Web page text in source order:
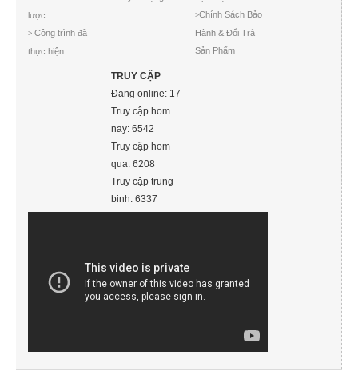
lược
> Công trình đã
thực hiện
>Chính Sách Bảo
Hành & Đổi Trả
Sản Phẩm
TRUY CẬP
Đang online: 17
Truy cập hom
nay: 6542
Truy cập hom
qua: 6208
Truy cập trung
binh: 6337